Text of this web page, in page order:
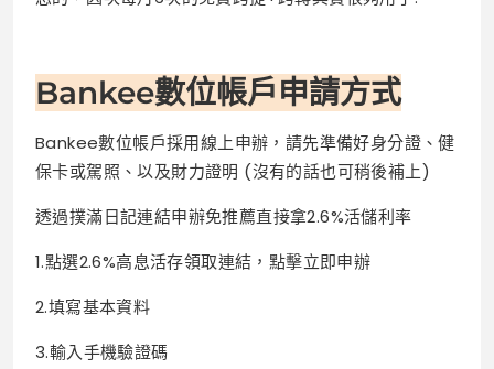
Bankee數位帳戶申請方式
Bankee數位帳戶採用線上申辦，請先準備好身分證、健
保卡或駕照、以及財力證明 (沒有的話也可稍後補上)
透過撲滿日記連結申辦免推薦直接拿2.6%活儲利率
1.點選2.6%高息活存領取連結，點擊立即申辦
2.填寫基本資料
3.輸入手機驗證碼